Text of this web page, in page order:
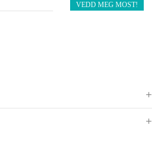
VEDD MEG MOST!